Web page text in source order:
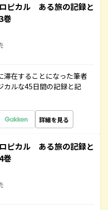
ピカル ある旅の記録と
巻
滞在することになった筆者
カルな45日間の記録と記
詳細を見る
ピカル ある旅の記録と
巻